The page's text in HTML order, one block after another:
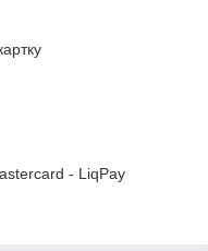
- LiqPay